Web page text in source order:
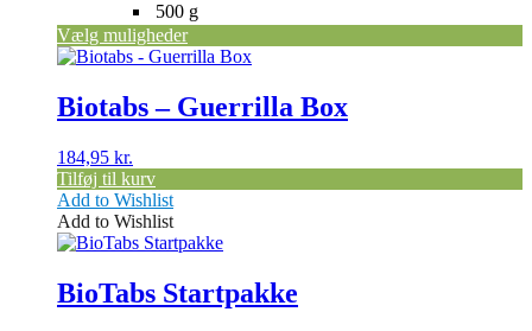
500 g
Vælg muligheder
Biotabs – Guerrilla Box
184,95 kr.
Tilføj til kurv
Add to Wishlist
Add to Wishlist
BioTabs Startpakke